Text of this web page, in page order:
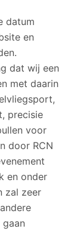
datum
en
dat wij een
met daarin
precisie
voor
door RCN
en onder
zal zeer